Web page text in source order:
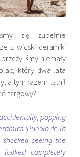
się zupełnie
z wioski ceramiki
przeżyliśmy niemały
który dwa lata
a tym razem tętnił
targowy?
popping
(Pueblo de la
seeing the
completely